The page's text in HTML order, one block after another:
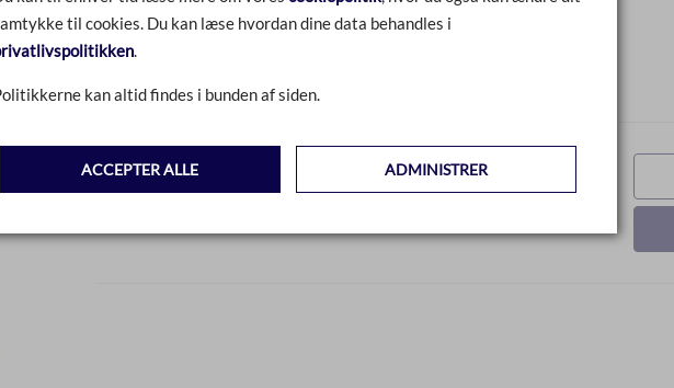
TCW3 PREMIUM + 4L
til cookies. Du kan læse hvordan dine data behandles i
.
kan altid findes i bunden af siden.
ACCEPTER ALLE ADMINISTRER